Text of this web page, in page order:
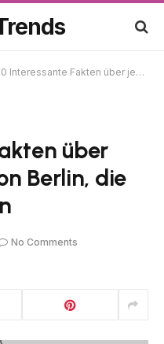
Interessante Fakten über jeden Stadtteil von Berlin, die Sie kennen sollten
über
Berlin, die
No Comments